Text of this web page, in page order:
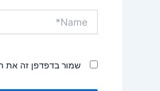
שמור בדפדפן זה את